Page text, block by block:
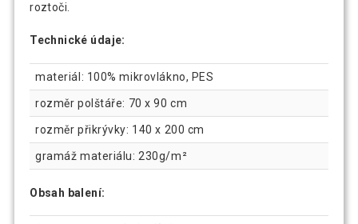
roztoči.
Technické údaje:
materiál: 100% mikrovlákno, PES
rozměr polštáře: 70 x 90 cm
rozměr přikrývky: 140 x 200 cm
gramáž materiálu: 230g/m²
Obsah balení: